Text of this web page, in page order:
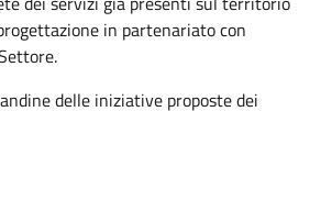
in partenariato con
delle iniziative proposte dei